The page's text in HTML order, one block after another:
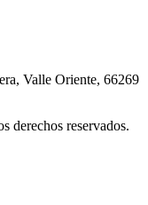
Valle Oriente, 66269
derechos reservados.